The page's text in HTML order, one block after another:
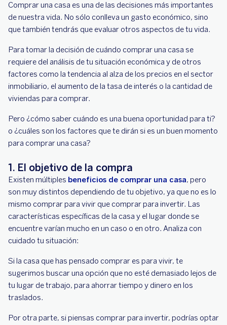
Comprar una casa es una de las decisiones más importantes
de nuestra vida. No sólo conlleva un gasto económico, sino
que también tendrás que evaluar otros aspectos de tu vida.
Para tomar la decisión de cuándo comprar una casa se
requiere del análisis de tu situación económica y de otros
factores como la tendencia al alza de los precios en el sector
inmobiliario, el aumento de la tasa de interés o la cantidad de
viviendas para comprar.
Pero ¿cómo saber cuándo es una buena oportunidad para ti?
o ¿cuáles son los factores que te dirán si es un buen momento
para comprar una casa?
1. El objetivo de la compra
Existen múltiples beneficios de comprar una casa, pero
son muy distintos dependiendo de tu objetivo, ya que no es lo
mismo comprar para vivir que comprar para invertir. Las
características específicas de la casa y el lugar donde se
encuentre varían mucho en un caso o en otro. Analiza con
cuidado tu situación:
Si la casa que has pensado comprar es para vivir, te
sugerimos buscar una opción que no esté demasiado lejos de
tu lugar de trabajo, para ahorrar tiempo y dinero en los
traslados.
Por otra parte, si piensas comprar para invertir, podrías optar